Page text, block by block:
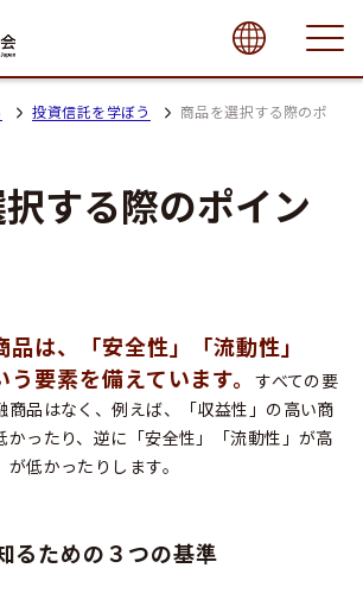
close
投資信託を学ぼう
商品を選択する際のポ
する際のポイン
は、「安全性」「流動性」
う要素を備えています。すべての要
商品はなく、例えば、「収益性」の高い商
かったり、逆に「安全性」「流動性」が高
低かったりします。
るための３つの基準